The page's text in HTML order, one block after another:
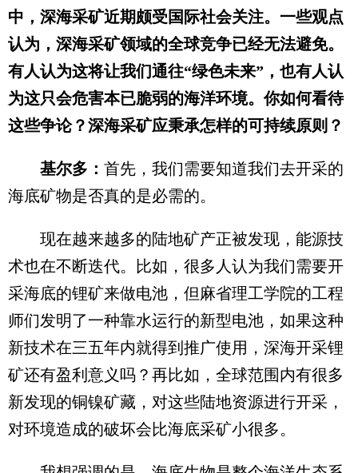
中，深海采矿近期颇受国际社会关注。一些观点
认为，深海采矿领域的全球竞争已经无法避免。
有人认为这将让我们通往“绿色未来”，也有人认
为这只会危害本已脆弱的海洋环境。你如何看待
这些争论？深海采矿应秉承怎样的可持续原则？
基尔多： 首先，我们需要知道我们去开采的
海底矿物是否真的是必需的。
现在越来越多的陆地矿产正被发现，能源技
术也在不断迭代。比如，很多人认为我们需要开
采海底的锂矿来做电池，但麻省理工学院的工程
师们发明了一种靠水运行的新型电池，如果这种
新技术在三五年内就得到推广使用，深海开采锂
矿还有盈利意义吗？再比如，全球范围内有很多
新发现的铜镍矿藏，对这些陆地资源进行开采，
对环境造成的破坏会比海底采矿小很多。